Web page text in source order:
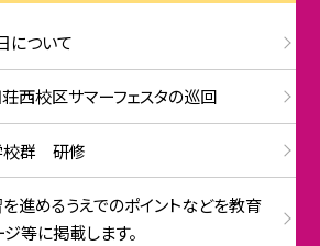
について
校区サマーフェスタの巡回
校群 研修
進めるうえでのポイントなどを教育
等に掲載します。